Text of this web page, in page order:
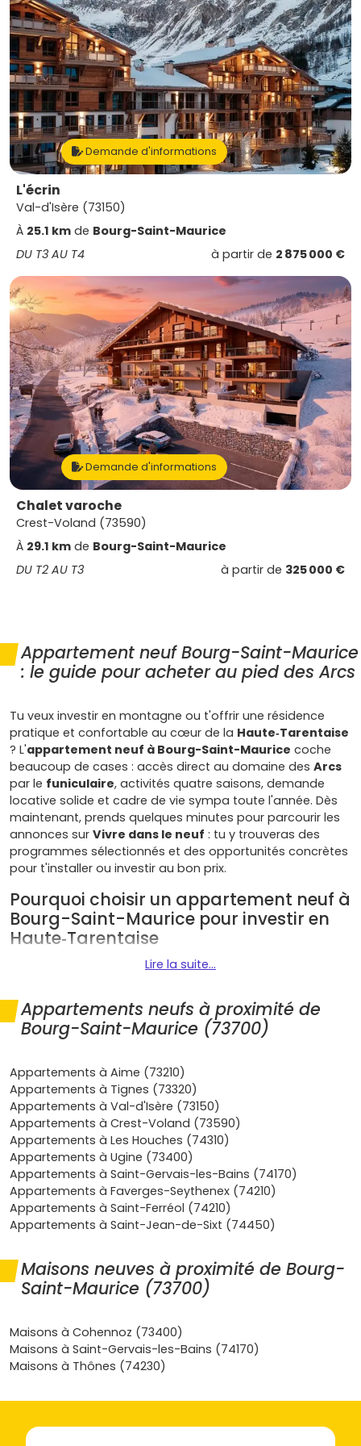
Demande d'informations
L'écrin
Val-d'Isère (73150)
À 25.1 km de Bourg-Saint-Maurice
DU T3 AU T4
à partir de 2 875 000 €
Demande d'informations
Chalet varoche
Crest-Voland (73590)
À 29.1 km de Bourg-Saint-Maurice
DU T2 AU T3
à partir de 325 000 €
Appartement neuf Bourg-Saint-Maurice
: le guide pour acheter au pied des Arcs
Tu veux investir en montagne ou t'offrir une résidence
pratique et confortable au cœur de la Haute‑Tarentaise
? L'appartement neuf à Bourg-Saint-Maurice coche
beaucoup de cases : accès direct au domaine des Arcs
par le funiculaire, activités quatre saisons, demande
locative solide et cadre de vie sympa toute l'année. Dès
maintenant, prends quelques minutes pour parcourir les
annonces sur Vivre dans le neuf : tu y trouveras des
programmes sélectionnés et des opportunités concrètes
pour t'installer ou investir au bon prix.
Pourquoi choisir un appartement neuf à
Bourg-Saint-Maurice pour investir en
Haute‑Tarentaise
Plusieurs atouts font de cette destination un choix
Localisation stratégique: à 7 minutes du domaine
desArcsgrâce aufuniculaire, une gare SNCF
Petit‑Saint‑Bernard(été) et l'axe
location, c'est un vrai atout.
Demande locative diversifiée
saisonnière (hiver/été), travailleurs locaux, familles.
Résultat : une occupation étalée sur l'année avec des
pics vacances.
Confort et normes: laRE 2020assure une
excellente isolation, moins de charges et un DPE
Tu profites d'un bien clé en main avec
frais de
notaire réduits (2–3 %) et peu de maintenance.
: les stations très établies
revend plus facilement grâce aux prestations
(ascenseur, parking, ski-room, terrasses).
l'appartement neuf à Bourg-Saint-Maurice
un mix rentabilité/confort difficile à battre.
Bourg-Saint-Maurice et aux Arcs à
envisager
Lire la suite...
Appartements neufs à proximité de
Bourg-Saint-Maurice (73700)
Appartements à Aime (73210)
Appartements à Tignes (73320)
Appartements à Val-d'Isère (73150)
Appartements à Crest-Voland (73590)
Appartements à Les Houches (74310)
Appartements à Ugine (73400)
Appartements à Saint-Gervais-les-Bains (74170)
Appartements à Faverges-Seythenex (74210)
Appartements à Saint-Ferréol (74210)
Appartements à Saint-Jean-de-Sixt (74450)
Maisons neuves à proximité de Bourg-
Saint-Maurice (73700)
Maisons à Cohennoz (73400)
Maisons à Saint-Gervais-les-Bains (74170)
Maisons à Thônes (74230)